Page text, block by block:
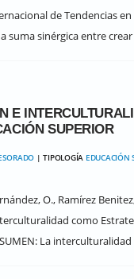
de Tendencias
suma sinérgica entre
E
SUPERIOR
| TIPOLOGÍA EDUCACIÓN
O., Ramírez
como
La